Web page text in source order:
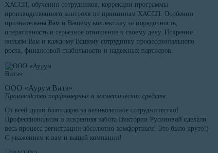
ХАССП, обучении сотрудников, коррекции программы
производственного контроля по принципам ХАССП. Особенно
признательны Вам и Вашему коллективу за порядочность,
оперативность и серьезное отношение к своему делу. Искренне
желаем Вам и каждому Вашему сотруднику профессионального
роста, финансовой стабильности и надежных партнеров.
ООО «Аурум Витэ»
Производство парфюмерных и косметических средств
От всей души благодарю за великолепное сотрудничество!
Профессионализм и искренняя забота Виктории Русиновой сделали
весь процесс регистрации абсолютно комфортным! Это было круто!)
С уважением к вам и вашей компании!